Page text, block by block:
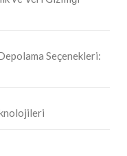
Seçenekleri: